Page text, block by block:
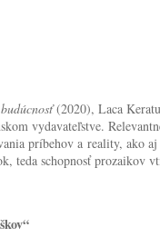
(2020), Laca Keratu
vydavateľstve.
príbehov a reality, ako
teda schopnosť prozaikov